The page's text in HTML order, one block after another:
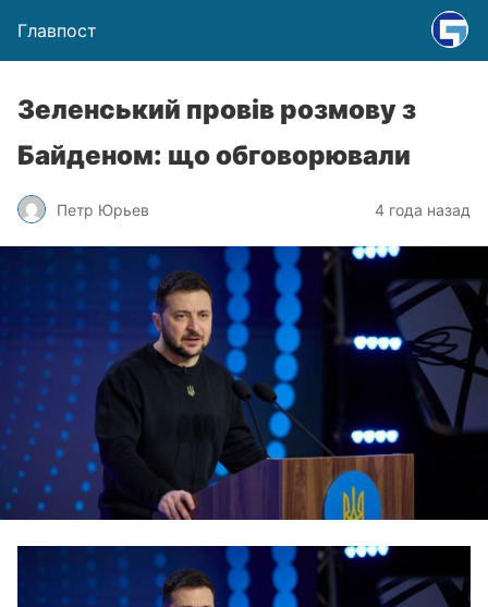
Главпост
Зеленський провів розмову з
Байденом: що обговорювали
Петр Юрьев 4 года назад